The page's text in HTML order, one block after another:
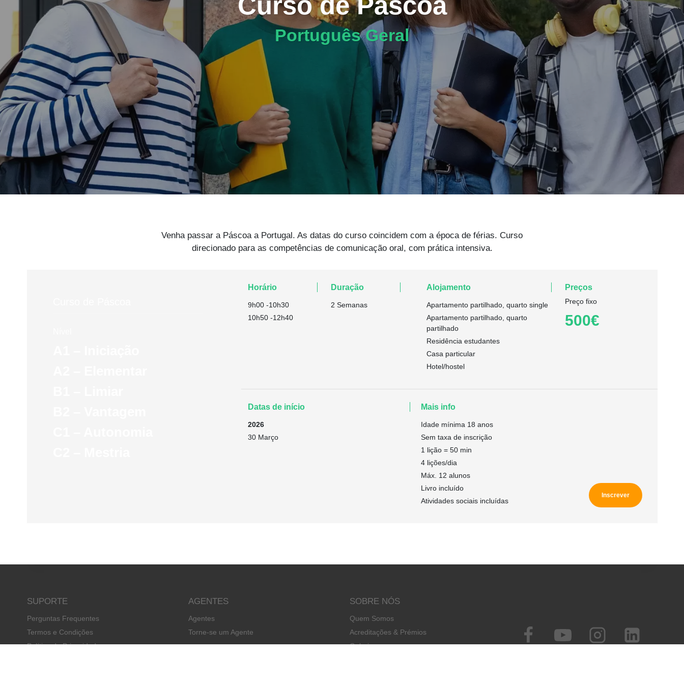
Português Geral
Venha passar a Páscoa a Portugal. As datas do curso coincidem com a época de férias. Curso
direcionado para as competências de comunicação oral, com prática intensiva.
Horário
9h00 -10h30
10h50 -12h40
Duração
2 Semanas
Alojamento
Apartamento partilhado, quarto single
Apartamento partilhado, quarto
partilhado
Residência estudantes
Casa particular
Hotel/hostel
Preços
Preço fixo
500€
Datas de início
2026
30 Março
Mais info
Idade mínima 18 anos
Sem taxa de inscrição
1 lição = 50 min
4 lições/dia
Máx. 12 alunos
Livro incluído
Atividades sociais incluídas
Inscrever
SUPORTE
Perguntas Frequentes
Termos e Condições
Política de Privacidade
AGENTES
Agentes
Torne-se um Agente
SOBRE NÓS
Quem Somos
Acreditações & Prémios
Galeria